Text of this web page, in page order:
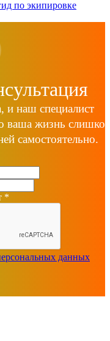
по экипировке
и наш специалист
ваша жизнь
самостоятельно.
*
данных